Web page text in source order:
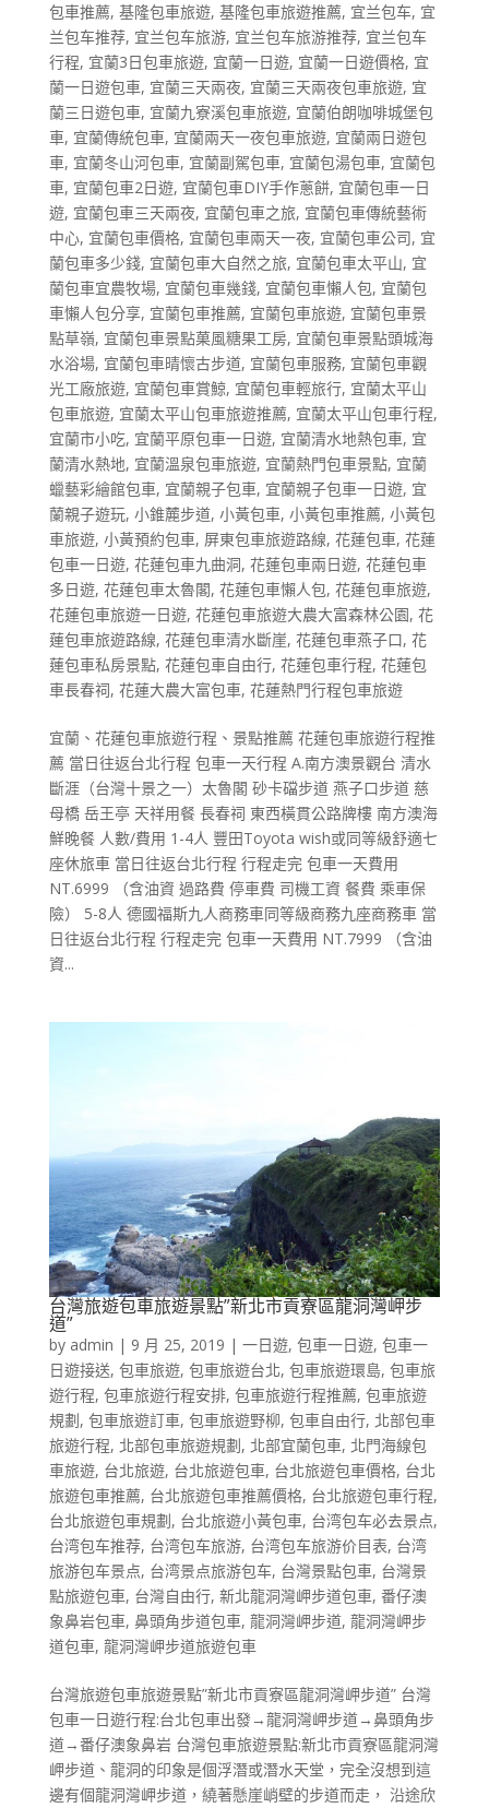
包車推薦, 基隆包車旅遊, 基隆包車旅遊推薦, 宜兰包车, 宜
兰包车推荐, 宜兰包车旅游, 宜兰包车旅游推荐, 宜兰包车
行程, 宜蘭3日包車旅遊, 宜蘭一日遊, 宜蘭一日遊價格, 宜
蘭一日遊包車, 宜蘭三天兩夜, 宜蘭三天兩夜包車旅遊, 宜
蘭三日遊包車, 宜蘭九寮溪包車旅遊, 宜蘭伯朗咖啡城堡包
車, 宜蘭傳統包車, 宜蘭兩天一夜包車旅遊, 宜蘭兩日遊包
車, 宜蘭冬山河包車, 宜蘭副駕包車, 宜蘭包湯包車, 宜蘭包
車, 宜蘭包車2日遊, 宜蘭包車DIY手作蔥餅, 宜蘭包車一日
遊, 宜蘭包車三天兩夜, 宜蘭包車之旅, 宜蘭包車傳統藝術
中心, 宜蘭包車價格, 宜蘭包車兩天一夜, 宜蘭包車公司, 宜
蘭包車多少錢, 宜蘭包車大自然之旅, 宜蘭包車太平山, 宜
蘭包車宜農牧場, 宜蘭包車幾錢, 宜蘭包車懶人包, 宜蘭包
車懶人包分享, 宜蘭包車推薦, 宜蘭包車旅遊, 宜蘭包車景
點草嶺, 宜蘭包車景點菓風糖果工房, 宜蘭包車景點頭城海
水浴場, 宜蘭包車晴懷古步道, 宜蘭包車服務, 宜蘭包車觀
光工廠旅遊, 宜蘭包車賞鯨, 宜蘭包車輕旅行, 宜蘭太平山
包車旅遊, 宜蘭太平山包車旅遊推薦, 宜蘭太平山包車行程,
宜蘭市小吃, 宜蘭平原包車一日遊, 宜蘭清水地熱包車, 宜
蘭清水熱地, 宜蘭溫泉包車旅遊, 宜蘭熱門包車景點, 宜蘭
蠟藝彩繪館包車, 宜蘭親子包車, 宜蘭親子包車一日遊, 宜
蘭親子遊玩, 小錐麓步道, 小黃包車, 小黃包車推薦, 小黃包
車旅遊, 小黃預約包車, 屏東包車旅遊路線, 花蓮包車, 花蓮
包車一日遊, 花蓮包車九曲洞, 花蓮包車兩日遊, 花蓮包車
多日遊, 花蓮包車太魯閣, 花蓮包車懶人包, 花蓮包車旅遊,
花蓮包車旅遊一日遊, 花蓮包車旅遊大農大富森林公園, 花
蓮包車旅遊路線, 花蓮包車清水斷崖, 花蓮包車燕子口, 花
蓮包車私房景點, 花蓮包車自由行, 花蓮包車行程, 花蓮包
車長春祠, 花蓮大農大富包車, 花蓮熱門行程包車旅遊
宜蘭、花蓮包車旅遊行程、景點推薦 花蓮包車旅遊行程推
薦 當日往返台北行程 包車一天行程 A.南方澳景觀台 清水
斷涯（台灣十景之一）太魯閣 砂卡礑步道 燕子口步道 慈
母橋 岳王亭 天祥用餐 長春祠 東西橫貫公路牌樓 南方澳海
鮮晚餐 人數/費用 1-4人 豐田Toyota wish或同等級舒適七
座休旅車 當日往返台北行程 行程走完 包車一天費用
NT.6999 （含油資 過路費 停車費 司機工資 餐費 乘車保
險） 5-8人 德國福斯九人商務車同等級商務九座商務車 當
日往返台北行程 行程走完 包車一天費用 NT.7999 （含油
資...
台灣旅遊包車旅遊景點”新北市貢寮區龍洞灣岬步
道”
by admin | 9 月 25, 2019 | 一日遊, 包車一日遊, 包車一
日遊接送, 包車旅遊, 包車旅遊台北, 包車旅遊環島, 包車旅
遊行程, 包車旅遊行程安排, 包車旅遊行程推薦, 包車旅遊
規劃, 包車旅遊訂車, 包車旅遊野柳, 包車自由行, 北部包車
旅遊行程, 北部包車旅遊規劃, 北部宜蘭包車, 北門海線包
車旅遊, 台北旅遊, 台北旅遊包車, 台北旅遊包車價格, 台北
旅遊包車推薦, 台北旅遊包車推薦價格, 台北旅遊包車行程,
台北旅遊包車規劃, 台北旅遊小黃包車, 台湾包车必去景点,
台湾包车推荐, 台湾包车旅游, 台湾包车旅游价目表, 台湾
旅游包车景点, 台湾景点旅游包车, 台灣景點包車, 台灣景
點旅遊包車, 台灣自由行, 新北龍洞灣岬步道包車, 番仔澳
象鼻岩包車, 鼻頭角步道包車, 龍洞灣岬步道, 龍洞灣岬步
道包車, 龍洞灣岬步道旅遊包車
台灣旅遊包車旅遊景點”新北市貢寮區龍洞灣岬步道” 台灣
包車一日遊行程:台北包車出發→龍洞灣岬步道→鼻頭角步
道→番仔澳象鼻岩 台灣包車旅遊景點:新北市貢寮區龍洞灣
岬步道、龍洞的印象是個浮潛或潛水天堂，完全沒想到這
邊有個龍洞灣岬步道，繞著懸崖峭壁的步道而走， 沿途欣